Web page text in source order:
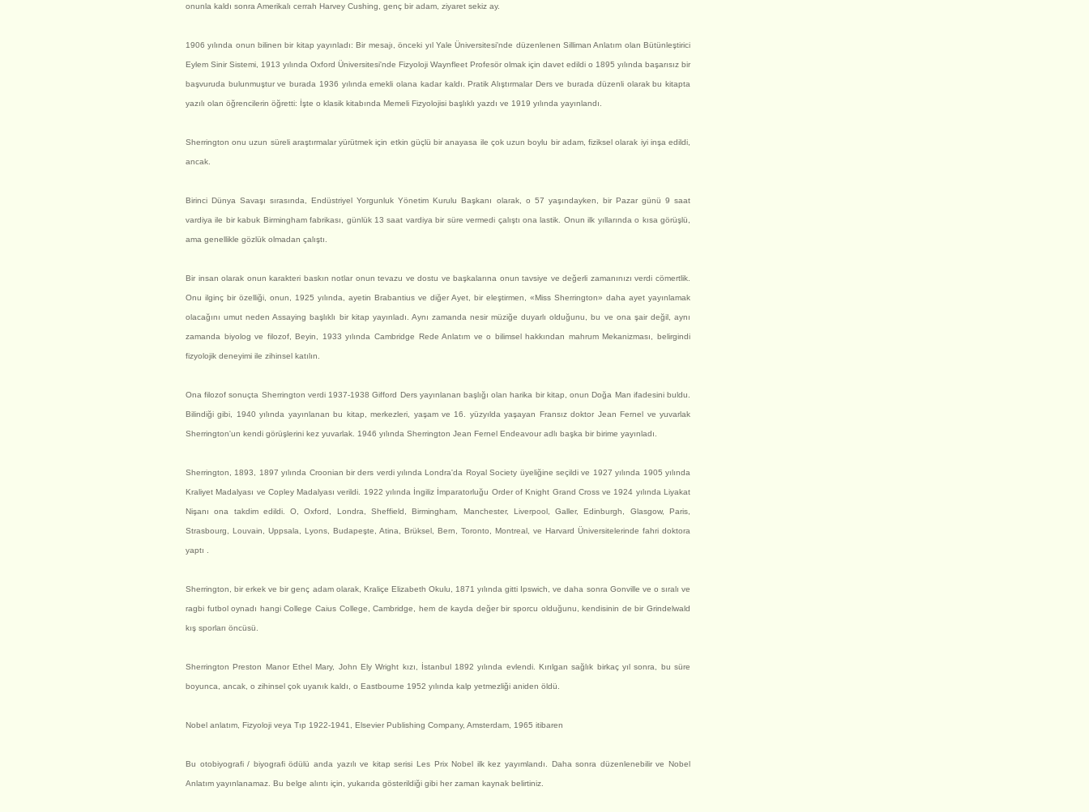
onunla kaldı sonra Amerikalı cerrah Harvey Cushing, genç bir adam, ziyaret sekiz ay.
1906 yılında onun bilinen bir kitap yayınladı: Bir mesajı, önceki yıl Yale Üniversitesi'nde düzenlenen Silliman Anlatım olan Bütünleştirici
Eylem Sinir Sistemi, 1913 yılında Oxford Üniversitesi'nde Fizyoloji Waynfleet Profesör olmak için davet edildi o 1895 yılında başarısız bir
başvuruda bulunmuştur ve burada 1936 yılında emekli olana kadar kaldı. Pratik Alıştırmalar Ders ve burada düzenli olarak bu kitapta
yazılı olan öğrencilerin öğretti: İşte o klasik kitabında Memeli Fizyolojisi başlıklı yazdı ve 1919 yılında yayınlandı.
Sherrington onu uzun süreli araştırmalar yürütmek için etkin güçlü bir anayasa ile çok uzun boylu bir adam, fiziksel olarak iyi inşa edildi,
ancak.
Birinci Dünya Savaşı sırasında, Endüstriyel Yorgunluk Yönetim Kurulu Başkanı olarak, o 57 yaşındayken, bir Pazar günü 9 saat
vardiya ile bir kabuk Birmingham fabrikası, günlük 13 saat vardiya bir süre vermedi çalıştı ona lastik. Onun ilk yıllarında o kısa görüşlü,
ama genellikle gözlük olmadan çalıştı.
Bir insan olarak onun karakteri baskın notlar onun tevazu ve dostu ve başkalarına onun tavsiye ve değerli zamanınızı verdi cömertlik.
Onu ilginç bir özelliği, onun, 1925 yılında, ayetin Brabantius ve diğer Ayet, bir eleştirmen, «Miss Sherrington» daha ayet yayınlamak
olacağını umut neden Assaying başlıklı bir kitap yayınladı. Aynı zamanda nesir müziğe duyarlı olduğunu, bu ve ona şair değil, aynı
zamanda biyolog ve filozof, Beyin, 1933 yılında Cambridge Rede Anlatım ve o bilimsel hakkından mahrum Mekanizması, belirgindi
fizyolojik deneyimi ile zihinsel katılın.
Ona filozof sonuçta Sherrington verdi 1937-1938 Gifford Ders yayınlanan başlığı olan harika bir kitap, onun Doğa Man ifadesini buldu.
Bilindiği gibi, 1940 yılında yayınlanan bu kitap, merkezleri, yaşam ve 16. yüzyılda yaşayan Fransız doktor Jean Fernel ve yuvarlak
Sherrington'un kendi görüşlerini kez yuvarlak. 1946 yılında Sherrington Jean Fernel Endeavour adlı başka bir birime yayınladı.
Sherrington, 1893, 1897 yılında Croonian bir ders verdi yılında Londra'da Royal Society üyeliğine seçildi ve 1927 yılında 1905 yılında
Kraliyet Madalyası ve Copley Madalyası verildi. 1922 yılında İngiliz İmparatorluğu Order of Knight Grand Cross ve 1924 yılında Liyakat
Nişanı ona takdim edildi. O, Oxford, Londra, Sheffield, Birmingham, Manchester, Liverpool, Galler, Edinburgh, Glasgow, Paris,
Strasbourg, Louvain, Uppsala, Lyons, Budapeşte, Atina, Brüksel, Bern, Toronto, Montreal, ve Harvard Üniversitelerinde fahri doktora
yaptı .
Sherrington, bir erkek ve bir genç adam olarak, Kraliçe Elizabeth Okulu, 1871 yılında gitti Ipswich, ve daha sonra Gonville ve o sıralı ve
ragbi futbol oynadı hangi College Caius College, Cambridge, hem de kayda değer bir sporcu olduğunu, kendisinin de bir Grindelwald
kış sporları öncüsü.
Sherrington Preston Manor Ethel Mary, John Ely Wright kızı, İstanbul 1892 yılında evlendi. Kırılgan sağlık birkaç yıl sonra, bu süre
boyunca, ancak, o zihinsel çok uyanık kaldı, o Eastbourne 1952 yılında kalp yetmezliği aniden öldü.
Nobel anlatım, Fizyoloji veya Tıp 1922-1941, Elsevier Publishing Company, Amsterdam, 1965 itibaren
Bu otobiyografi / biyografi ödülü anda yazılı ve kitap serisi Les Prix Nobel ilk kez yayımlandı. Daha sonra düzenlenebilir ve Nobel
Anlatım yayınlanamaz. Bu belge alıntı için, yukarıda gösterildiği gibi her zaman kaynak belirtiniz.